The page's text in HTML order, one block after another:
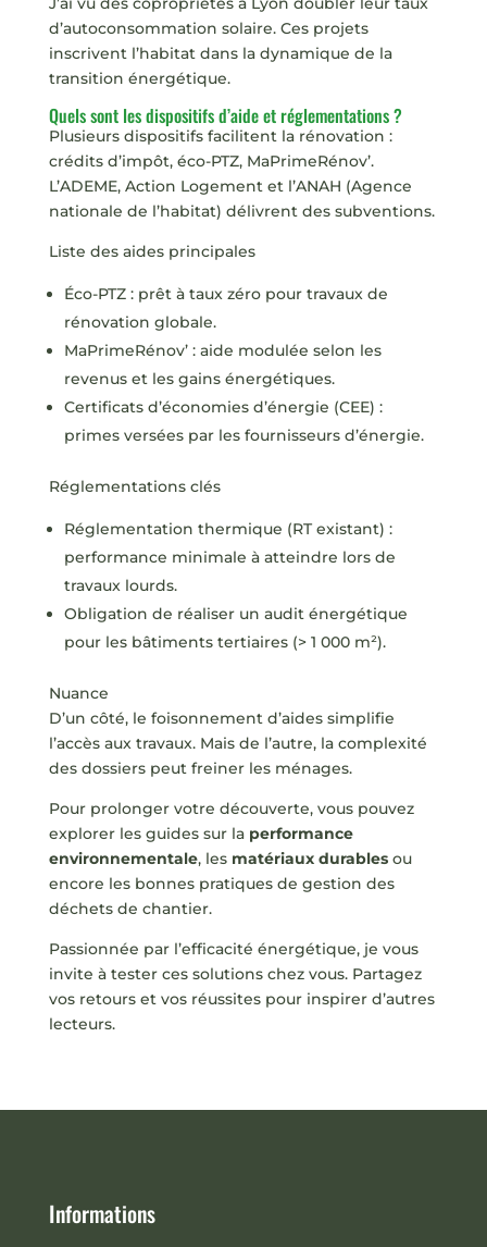
d’autoconsommation solaire. Ces projets
inscrivent l’habitat dans la dynamique de la
transition énergétique.
Quels sont les dispositifs d’aide et réglementations ?
Plusieurs dispositifs facilitent la rénovation :
crédits d’impôt, éco-PTZ, MaPrimeRénov’.
L’ADEME, Action Logement et l’ANAH (Agence
nationale de l’habitat) délivrent des subventions.
Liste des aides principales
Éco-PTZ : prêt à taux zéro pour travaux de
rénovation globale.
MaPrimeRénov’ : aide modulée selon les
revenus et les gains énergétiques.
Certificats d’économies d’énergie (CEE) :
primes versées par les fournisseurs d’énergie.
Réglementations clés
Réglementation thermique (RT existant) :
performance minimale à atteindre lors de
travaux lourds.
Obligation de réaliser un audit énergétique
pour les bâtiments tertiaires (> 1 000 m²).
Nuance
D’un côté, le foisonnement d’aides simplifie
l’accès aux travaux. Mais de l’autre, la complexité
des dossiers peut freiner les ménages.
Pour prolonger votre découverte, vous pouvez
explorer les guides sur la performance
environnementale, les matériaux durablesou
encore les bonnes pratiques de gestion des
déchets de chantier.
Passionnée par l’efficacité énergétique, je vous
invite à tester ces solutions chez vous. Partagez
vos retours et vos réussites pour inspirer d’autres
lecteurs.
Informations